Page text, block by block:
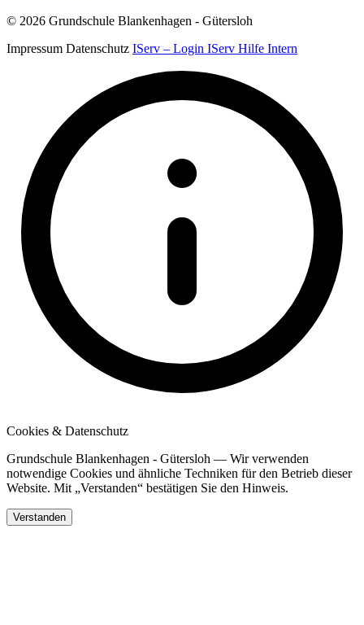
© 2026 Grundschule Blankenhagen - Gütersloh
Impressum Datenschutz IServ – Login IServ Hilfe Intern
Cookies & Datenschutz
Grundschule Blankenhagen - Gütersloh — Wir verwenden
notwendige Cookies und ähnliche Techniken für den Betrieb dieser
Website. Mit „Verstanden“ bestätigen Sie den Hinweis.
Verstanden